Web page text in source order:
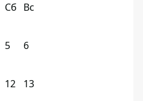
Сб Вс
5 6
12 13